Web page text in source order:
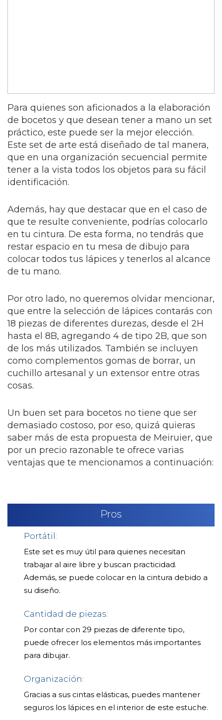
Para quienes son aficionados a la elaboración
de bocetos y que desean tener a mano un set
práctico, este puede ser la mejor elección.
Este set de arte está diseñado de tal manera,
que en una organización secuencial permite
tener a la vista todos los objetos para su fácil
identificación.
Además, hay que destacar que en el caso de
que te resulte conveniente, podrías colocarlo
en tu cintura. De esta forma, no tendrás que
restar espacio en tu mesa de dibujo para
colocar todos tus lápices y tenerlos al alcance
de tu mano.
Por otro lado, no queremos olvidar mencionar,
que entre la selección de lápices contarás con
18 piezas de diferentes durezas, desde el 2H
hasta el 8B, agregando 4 de tipo 2B, que son
de los más utilizados. También se incluyen
como complementos gomas de borrar, un
cuchillo artesanal y un extensor entre otras
cosas.
Un buen set para bocetos no tiene que ser
demasiado costoso, por eso, quizá quieras
saber más de esta propuesta de Meiruier, que
por un precio razonable te ofrece varias
ventajas que te mencionamos a continuación:
Pros
Portátil:
Este set es muy útil para quienes necesitan
trabajar al aire libre y buscan practicidad.
Además, se puede colocar en la cintura debido a
su diseño.
Cantidad de piezas:
Por contar con 29 piezas de diferente tipo,
puede ofrecer los elementos más importantes
para dibujar.
Organización:
Gracias a sus cintas elásticas, puedes mantener
seguros los lápices en el interior de este estuche.